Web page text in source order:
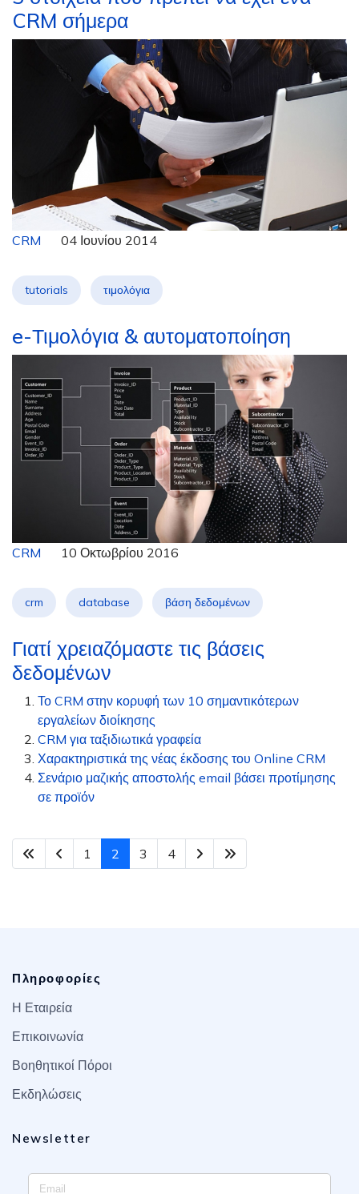
CRM σήμερα
CRM 04 Ιουνίου 2014
tutorials τιμολόγια
e-Τιμολόγια & αυτοματοποίηση
CRM 10 Οκτωβρίου 2016
crm database βάση δεδομένων
Γιατί χρειαζόμαστε τις βάσεις
δεδομένων
Το CRM στην κορυφή των 10 σημαντικότερων
εργαλείων διοίκησης
CRM για ταξιδιωτικά γραφεία
Χαρακτηριστικά της νέας έκδοσης του Online CRM
Σενάριο μαζικής αποστολής email βάσει προτίμησης
σε προϊόν
1 2 3 4
Πληροφορίες
Η Εταιρεία
Επικοινωνία
Βοηθητικοί Πόροι
Εκδηλώσεις
Newsletter